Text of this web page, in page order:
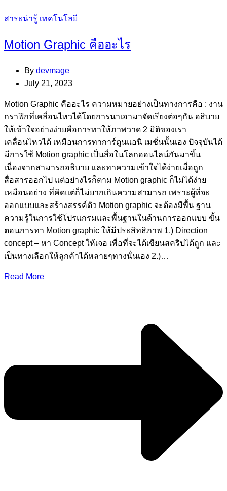
Categories
สาระน่ารู้ เทคโนโลยี
Motion Graphic คืออะไร
By devmage
July 21, 2023
Motion Graphic คืออะไร ความหมายอย่างเป็นทางการคือ : งาน
กราฟิกที่เคลื่อนไหวได้โดยการนาเอามาจัดเรียงต่อๆกัน อธิบาย
ให้เข้าใจอย่างง่ายคือการทาให้ภาพวาด 2 มิติของเรา
เคลื่อนไหวได้ เหมือนการทาการ์ตูนแอนิ เมชั่นนั้นเอง ปัจจุบันได้
มีการใช้ Motion graphic เป็นสื่อในโลกออนไลน์กันมาขึ้น
เนื่องจากสามารถอธิบาย และทาความเข้าใจได้ง่ายเมื่อถูก
สื่อสารออกไป แต่อย่างไรก็ตาม Motion graphic ก็ไม่ได้ง่าย
เหมือนอย่าง ที่คิดแต่ก็ไม่ยากเกินความสามารถ เพราะผู้ที่จะ
ออกแบบและสร้างสรรค์ตัว Motion graphic จะต้องมีพื้น ฐาน
ความรู้ในการใช้โปรแกรมและพื้นฐานในด้านการออกแบบ ขั้น
ตอนการทา Motion graphic ให้มีประสิทธิภาพ 1.) Direction
concept – หา Concept ให้เจอ เพื่อที่จะได้เขียนสคริปได้ถูก และ
เป็นทางเลือกให้ลูกค้าได้หลายๆทางนั่นเอง 2.)…
Read More